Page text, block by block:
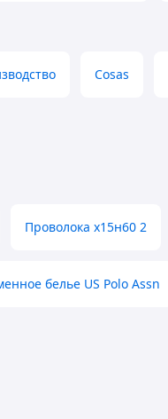
Cosas
Проволока х15н60 2
белье US Polo Assn